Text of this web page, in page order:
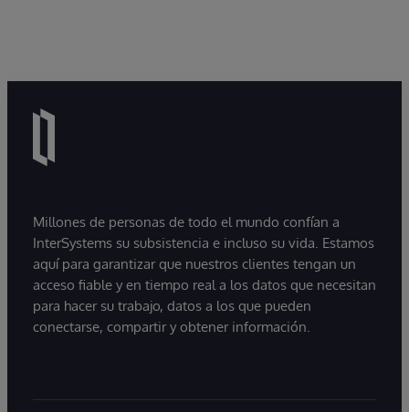
Millones de personas de todo el mundo confían a
InterSystems su subsistencia e incluso su vida. Estamos
aquí para garantizar que nuestros clientes tengan un
acceso fiable y en tiempo real a los datos que necesitan
para hacer su trabajo, datos a los que pueden
conectarse, compartir y obtener información.